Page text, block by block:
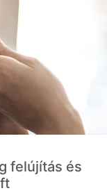
felújítás és